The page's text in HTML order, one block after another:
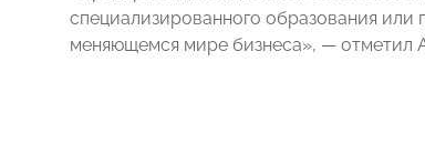
специализированного образования или
меняющемся мире бизнеса», — отметил